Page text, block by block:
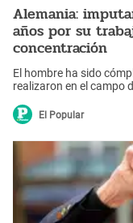
Alemania:
años por su
concentración
El hombre ha sido
realizaron en el campo
El Popular